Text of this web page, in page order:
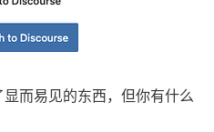
而易见的东西，但你有什么